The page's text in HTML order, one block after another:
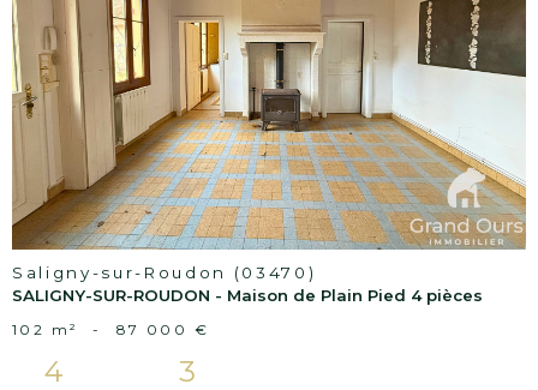
Voir le
bien
Saligny-sur-Roudon (03470)
SALIGNY-SUR-ROUDON - Maison de Plain Pied 4 pièces
102 m² - 87 000 €
4 3